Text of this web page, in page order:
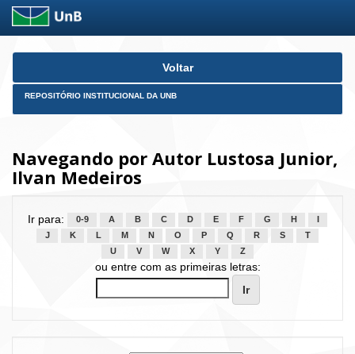
Skip
Voltar
REPOSITÓRIO INSTITUCIONAL DA UNB
Navegando por Autor Lustosa Junior,
Ilvan Medeiros
Ir para: 0-9 A B C D E F G H
J
K L M N O P Q R S
T
U
V W X Y Z
ou entre com as primeiras letras: